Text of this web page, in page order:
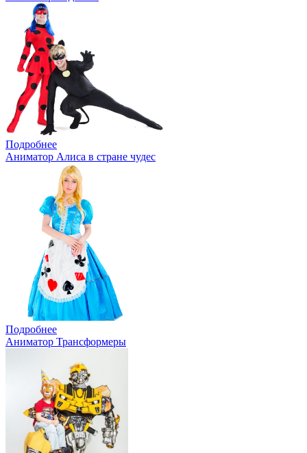
Подробнее
Аниматор Алиса в стране чудес
Подробнее
Аниматор Трансформеры